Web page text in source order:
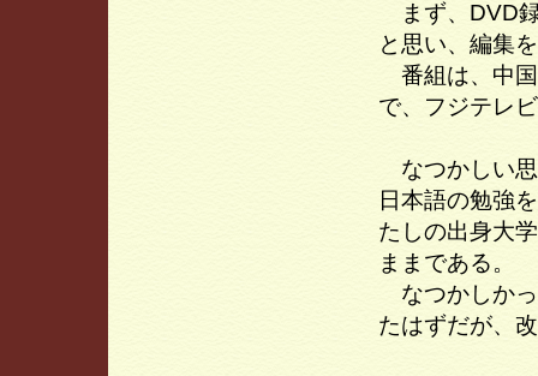
まず、DVD
と思い、編集
番組は、中国
で、フジテレ
なつかしい思
日本語の勉強
たしの出身大
ままである。
なつかしかっ
たはずだが、